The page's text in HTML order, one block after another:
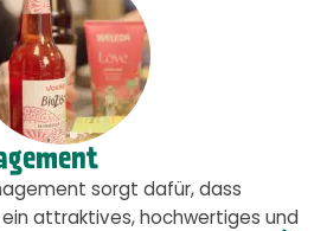
sorgt dafür, dass
attraktives, hochwertiges und